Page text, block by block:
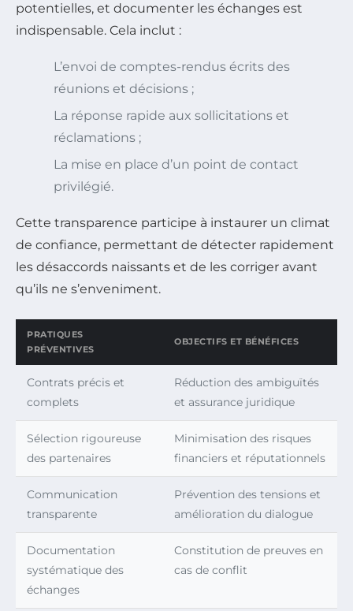
potentielles, et documenter les échanges est
indispensable. Cela inclut :
L’envoi de comptes-rendus écrits des
réunions et décisions ;
La réponse rapide aux sollicitations et
réclamations ;
La mise en place d’un point de contact
privilégié.
Cette transparence participe à instaurer un climat
de confiance, permettant de détecter rapidement
les désaccords naissants et de les corriger avant
qu’ils ne s’enveniment.
PRATIQUES
PRÉVENTIVES
OBJECTIFS ET BÉNÉFICES
Contrats précis et
complets
Réduction des ambiguïtés
et assurance juridique
Sélection rigoureuse
des partenaires
Minimisation des risques
financiers et réputationnels
Communication
transparente
Prévention des tensions et
amélioration du dialogue
Documentation
systématique des
échanges
Constitution de preuves en
cas de conflit